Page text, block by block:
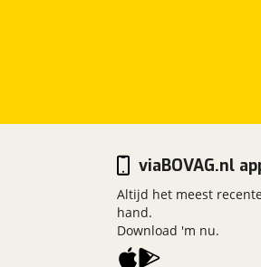
viaBOVAG.nl
Altijd het meest
hand.
Download 'm nu.